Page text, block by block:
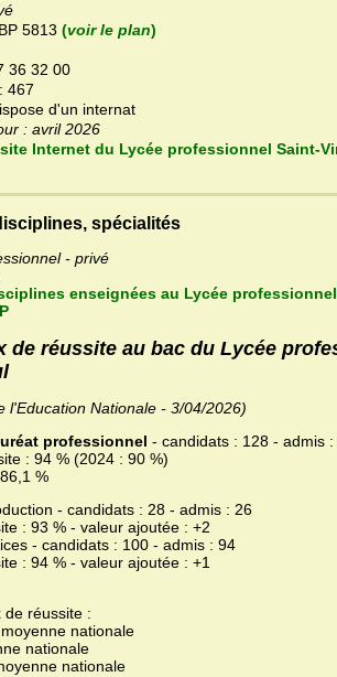
5813 (voir le plan)
36 32 00
467
d'un internat
Dernière mise à jour : avril 2026
Accédez au site Internet du Lycée professionnel
spécialités
- privé
enseignées au Lycée
de réussite au bac du Lycée
l'Education Nationale - 3/04/2026)
professionnel - candidats : 128 - admis :
: 94 % (2024 : 90 %)
%
- candidats : 28 - admis : 26
: 93 % - valeur ajoutée : +2
- candidats : 100 - admis : 94
: 94 % - valeur ajoutée : +1
réussite :
nationale
nationale
nationale